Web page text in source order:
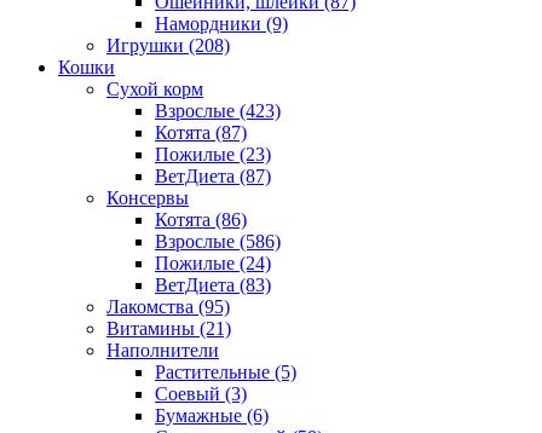
Намордники (9)
Игрушки (208)
Кошки
Сухой корм
Взрослые (423)
Котята (87)
Пожилые (23)
ВетДиета (87)
Консервы
Котята (86)
Взрослые (586)
Пожилые (24)
ВетДиета (83)
Лакомства (95)
Витамины (21)
Наполнители
Растительные (5)
Соевый (3)
Бумажные (6)